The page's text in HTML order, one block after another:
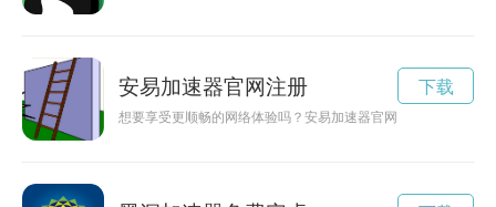
安易加速器官网注册
想要享受更顺畅的网络体验吗？安易加速器官网下载服务让您
下载